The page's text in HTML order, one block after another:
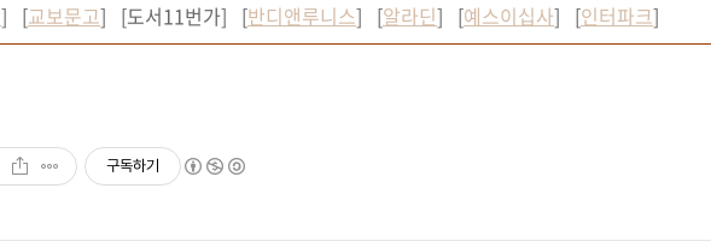
] [교보문고] [도서11번가] [반디앤루니스] [알라딘] [예스이십사] [인터파크]
구독하기